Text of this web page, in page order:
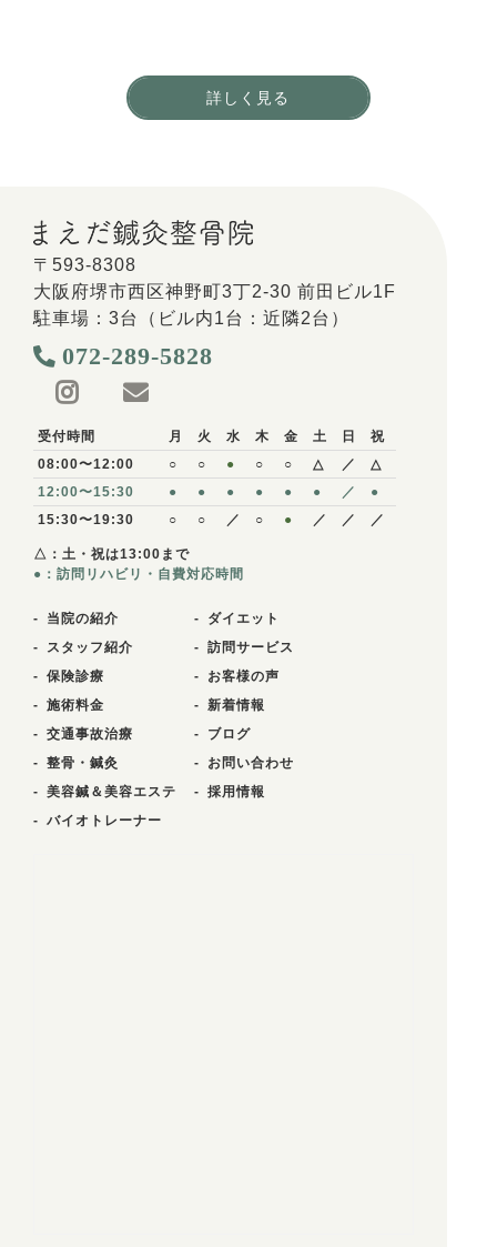
詳しく見る
〒593-8308
大阪府堺市西区神野町3丁2-30 前田ビル1F
駐車場：3台（ビル内1台：近隣2台）
072-289-5828
受付時間 月 火 水 木 金 土 日
祝
08:00〜12:00
○ ○ ● ○ ○ △ ／
△
12:00〜15:30
● ● ● ● ● ● ／
●
15:30〜19:30
○ ○ ／ ○ ● ／ ／ ／
△：土・祝は13:00まで
●：訪問リハビリ・自費対応時間
当院の紹介
スタッフ紹介
保険診療
施術料金
交通事故治療
整骨・鍼灸
美容鍼＆美容エステ
バイオトレーナー
ダイエット
訪問サービス
お客様の声
新着情報
ブログ
お問い合わせ
採用情報